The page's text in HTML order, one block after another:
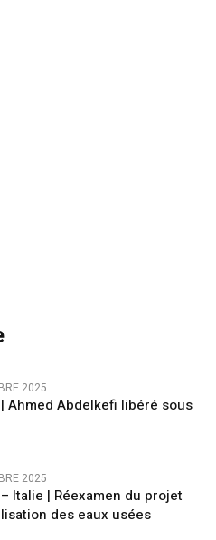
2025
Ahmed Abdelkefi libéré sous
2025
Italie | Réexamen du projet
des eaux usées